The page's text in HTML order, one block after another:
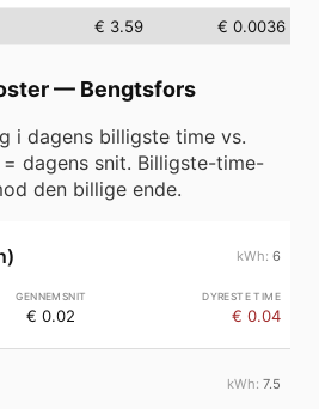
€ 3.59 € 0.0036
— Bengtsfors
i dagens billigste time vs.
dagens snit. Billigste-time-
den billige ende.
6
€ 0.02 € 0.04
7.5